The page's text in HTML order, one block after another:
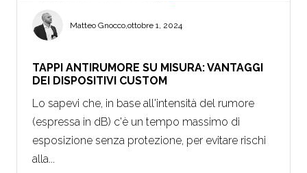
Matteo Gnocco ottobre 1, 2024
TAPPI ANTIRUMORE SU MISURA: VANTAGGI
DEI DISPOSITIVI CUSTOM
Lo sapevi che, in base all'intensità del rumore
(espressa in dB) c'è un tempo massimo di
esposizione senza protezione, per evitare rischi
alla...